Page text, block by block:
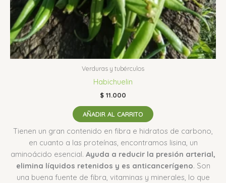
Verduras y tubérculos
Habichuelin
$ 11.000
AÑADIR AL CARRITO
Tienen un gran contenido en fibra e hidratos de carbono,
en cuanto a las proteínas, encontramos lisina, un
aminoácido esencial. Ayuda a reducir la presión arterial,
elimina líquidos retenidos y es anticancerígeno. Son
una buena fuente de fibra, vitaminas y minerales, lo que